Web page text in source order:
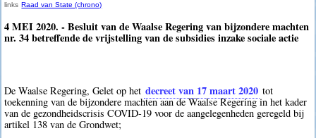
links Raad van State (chrono)
4 MEI 2020. - Besluit van de Waalse Regering van bijzondere machten
nr. 34 betreffende de vrijstelling van de subsidies inzake sociale actie
De Waalse Regering, Gelet op het decreet van 17 maart 2020 tot
toekenning van de bijzondere machten aan de Waalse Regering in het kader
van de gezondheidscrisis COVID-19 voor de aangelegenheden geregeld bij
artikel 138 van de Grondwet;